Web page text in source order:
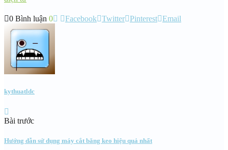
0 Bình luận 0 Facebook Twitter Pinterest Email
kythuatldc
Bài trước
Hướng dẫn sử dụng máy cắt băng keo hiệu quả nhất